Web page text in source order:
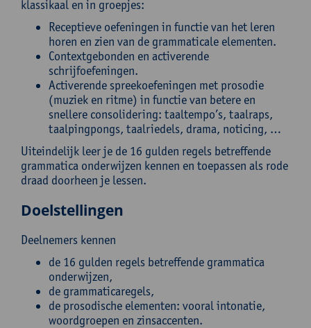
klassikaal en in groepjes:
Receptieve oefeningen in functie van het leren
horen en zien van de grammaticale elementen.
Contextgebonden en activerende
schrijfoefeningen.
Activerende spreekoefeningen met prosodie
(muziek en ritme) in functie van betere en
snellere consolidering: taaltempo’s, taalraps,
taalpingpongs, taalriedels, drama, noticing, …
Uiteindelijk leer je de 16 gulden regels betreffende
grammatica onderwijzen kennen en toepassen als rode
draad doorheen je lessen.
Doelstellingen
Deelnemers kennen
de 16 gulden regels betreffende grammatica
onderwijzen,
de grammaticaregels,
de prosodische elementen: vooral intonatie,
woordgroepen en zinsaccenten.